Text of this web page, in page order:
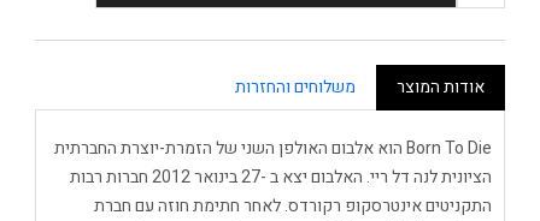
אודות המוצר משלוחים והחזרות
Born To Die הוא אלבום האולפן השני של הזמרת-יוצרת החברתית
הציונית לנה דל ריי. האלבום יצא ב -27 בינואר 2012 חברות רבות
התקניטים אינטרסקופ רקורדס. לאחר חתימת חוזה עם חברת